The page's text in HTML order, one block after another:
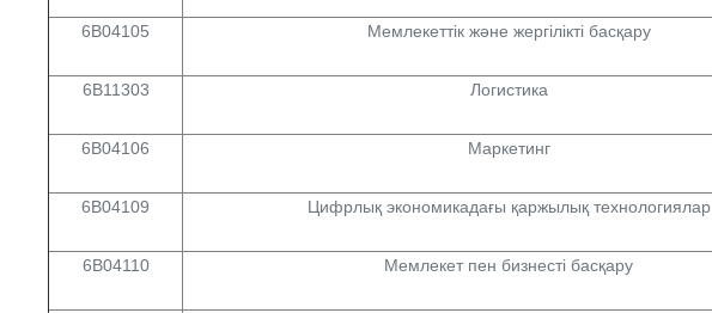
6B04105 Мемлекеттік және жергілікті басқару
6B11303 Логистика
6B04106 Маркетинг
6B04109 Цифрлық экономикадағы қаржылық технологиялар
6B04110 Мемлекет пен бизнесті басқару